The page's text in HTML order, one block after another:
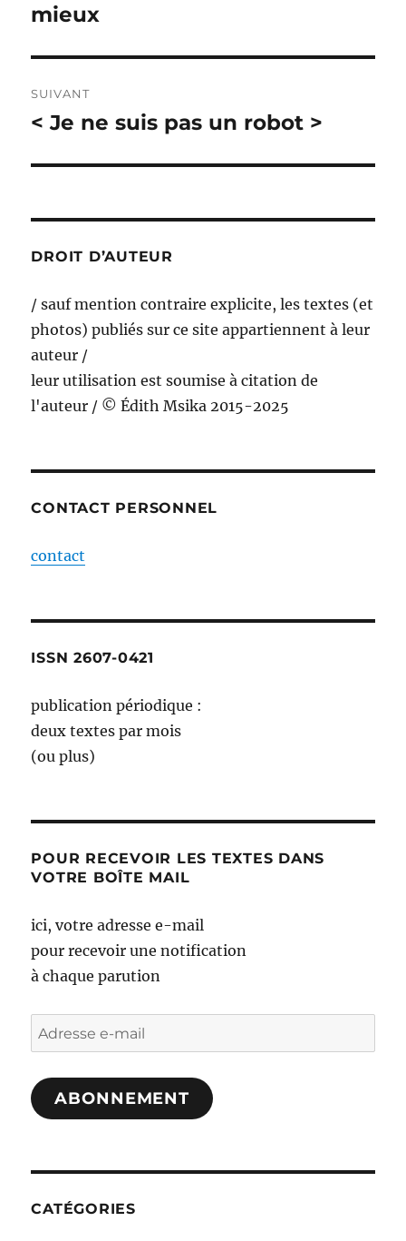
l’article
précédente :
mieux
SUIVANT
Publication
< Je ne suis pas un robot >
DROIT D’AUTEUR
/ sauf mention contraire explicite, les textes (et
photos) publiés sur ce site appartiennent à leur
auteur /
leur utilisation est soumise à citation de
l'auteur / © Édith Msika 2015-2025
CONTACT PERSONNEL
contact
ISSN 2607-0421
publication périodique :
deux textes par mois
(ou plus)
POUR RECEVOIR LES TEXTES DANS
VOTRE BOÎTE MAIL
ici, votre adresse e-mail
pour recevoir une notification
à chaque parution
Adresse
e-
mail
ABONNEMENT
CATÉGORIES